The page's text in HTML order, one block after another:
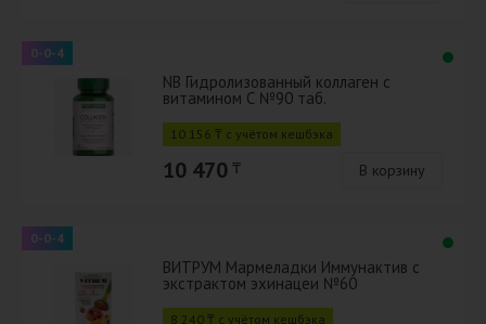
0-0-4
NB Гидролизованный коллаген с
витамином С №90 таб.
10 156 ₸ с учётом кешбэка
10 470 ₸ В корзину
0-0-4
ВИТРУМ Мармеладки Иммунактив с
экстрактом эхинацеи №60
8 240 ₸ с учётом кешбэка